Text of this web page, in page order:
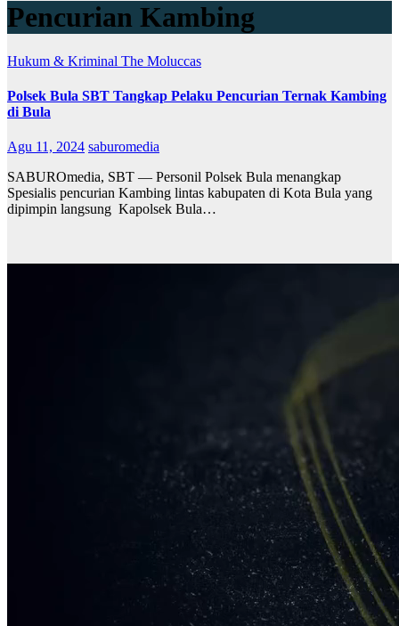
Pencurian Kambing
Hukum & Kriminal The Moluccas
Polsek Bula SBT Tangkap Pelaku Pencurian Ternak Kambing
di Bula
Agu 11, 2024 saburomedia
SABUROmedia, SBT — Personil Polsek Bula menangkap
Spesialis pencurian Kambing lintas kabupaten di Kota Bula yang
dipimpin langsung Kapolsek Bula…